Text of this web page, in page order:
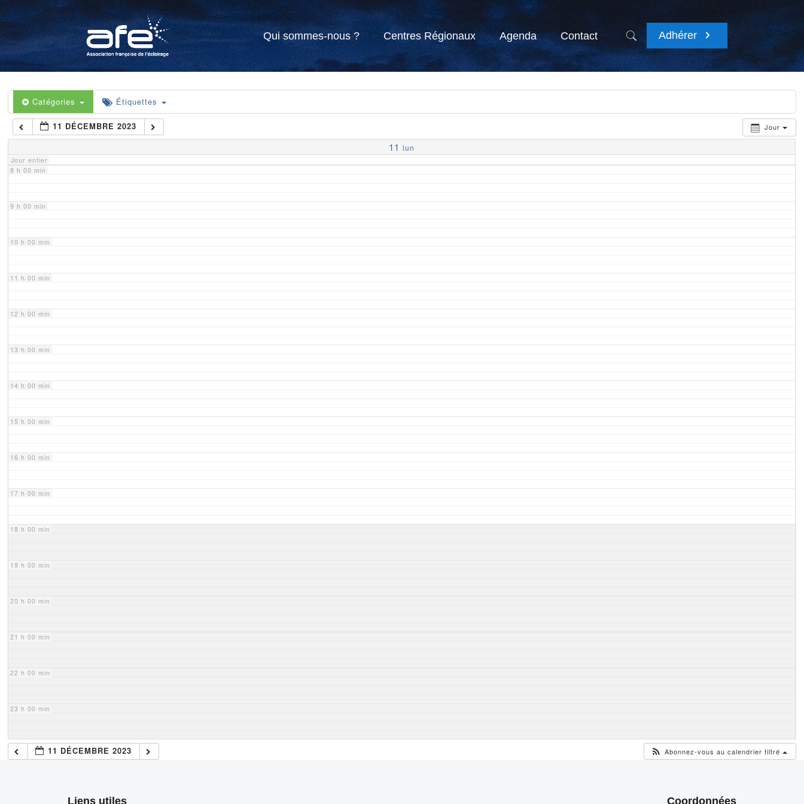
Qui sommes-nous ? Centres Régionaux Agenda Contact Adhérer
Catégories Étiquettes
Jour
11 DÉCEMBRE 2023
11 lun
Jour entier
4 h 00 min
5 h 00 min
6 h 00 min
7 h 00 min
8 h 00 min
9 h 00 min
10 h 00 min
11 h 00 min
12 h 00 min
13 h 00 min
14 h 00 min
15 h 00 min
16 h 00 min
17 h 00 min
18 h 00 min
19 h 00 min
20 h 00 min
21 h 00 min
22 h 00 min
23 h 00 min
11 DÉCEMBRE 2023 Abonnez-vous au calendrier filtré
Liens utiles Coordonnées